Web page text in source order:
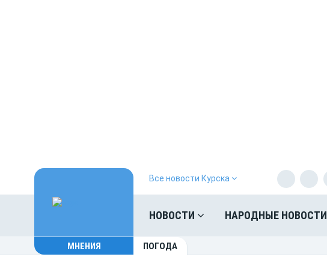
Все новости Курска
НОВОСТИ НАРОДНЫЕ НОВОСТИ
МНЕНИЯ ПОГОДА